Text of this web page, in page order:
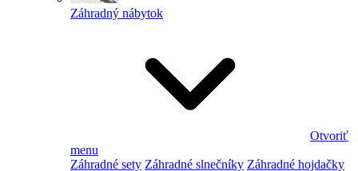
Záhradný nábytok
Otvoriť
menu
Záhradné sety Záhradné slnečníky Záhradné hojdačky